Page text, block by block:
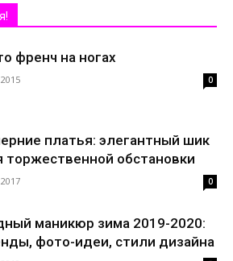
френч на ногах
0
платья: элегантный шик
торжественной обстановки
0
маникюр зима 2019-2020:
фото-идеи, стили дизайна